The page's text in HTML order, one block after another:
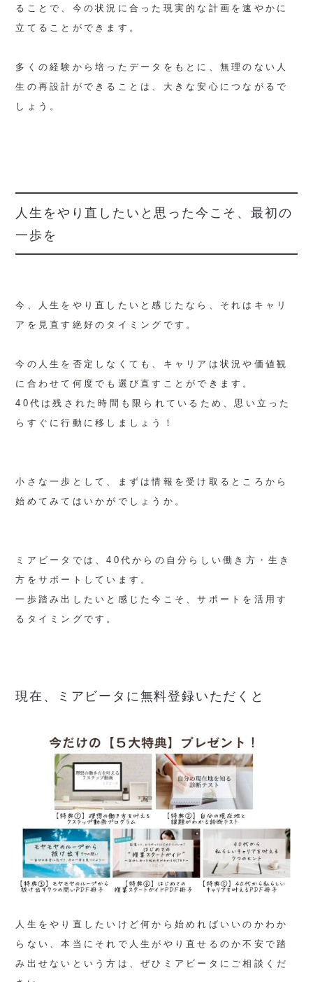
ることで、今の状況に合った現実的な計画を速やかに
立てることができます。
多くの経験から培ったデータをもとに、無理のない人
生の再設計ができることは、大きな安心につながるで
しょう。
人生をやり直したいと思った今こそ、最初の
一歩を
今、人生をやり直したいと感じたなら、それはキャリ
アを見直す絶好のタイミングです。
今の人生を否定しなくても、キャリアは状況や価値観
に合わせて何度でも選び直すことができます。
40代は残された時間も限られているため、思い立った
らすぐに行動に移しましょう！
小さな一歩として、まずは情報を受け取るところから
始めてみてはいかがでしょうか。
ミアビータでは、40代からの自分らしい働き方・生き
方をサポートしています。
一歩踏み出したいと感じた今こそ、サポートを活用す
るタイミングです。
現在、ミアビータに無料登録いただくと
人生をやり直したいけど何から始めればいいのかわか
らない、本当にそれで人生がやり直せるのか不安で踏
み出せないという方は、ぜひミアビータにご相談くだ